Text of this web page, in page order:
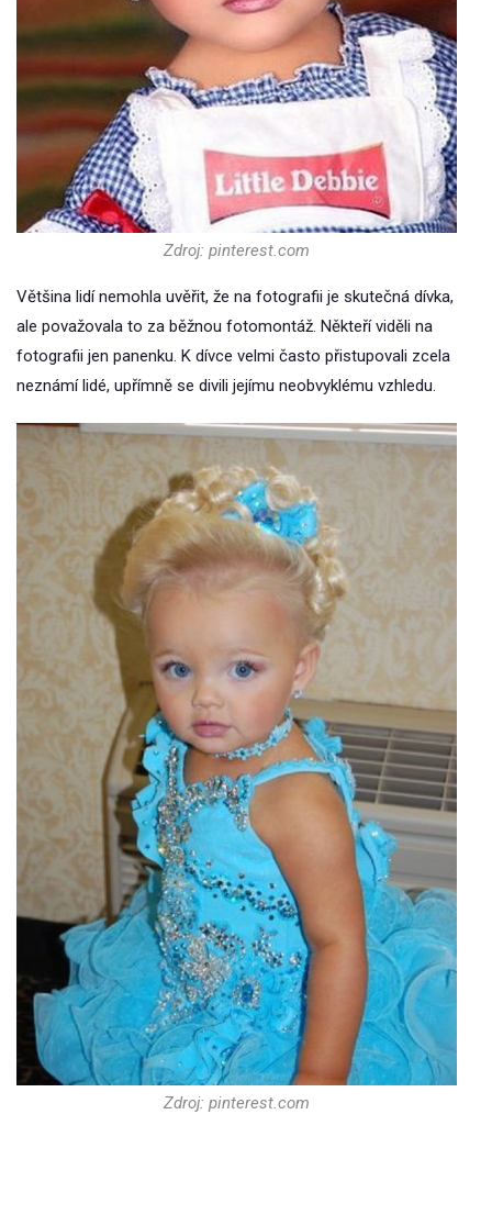
Zdroj: pinterest.com
Většina lidí nemohla uvěřit, že na fotografii je skutečná dívka,
ale považovala to za běžnou fotomontáž. Někteří viděli na
fotografii jen panenku. K dívce velmi často přistupovali zcela
neznámí lidé, upřímně se divili jejímu neobvyklému vzhledu.
Zdroj: pinterest.com